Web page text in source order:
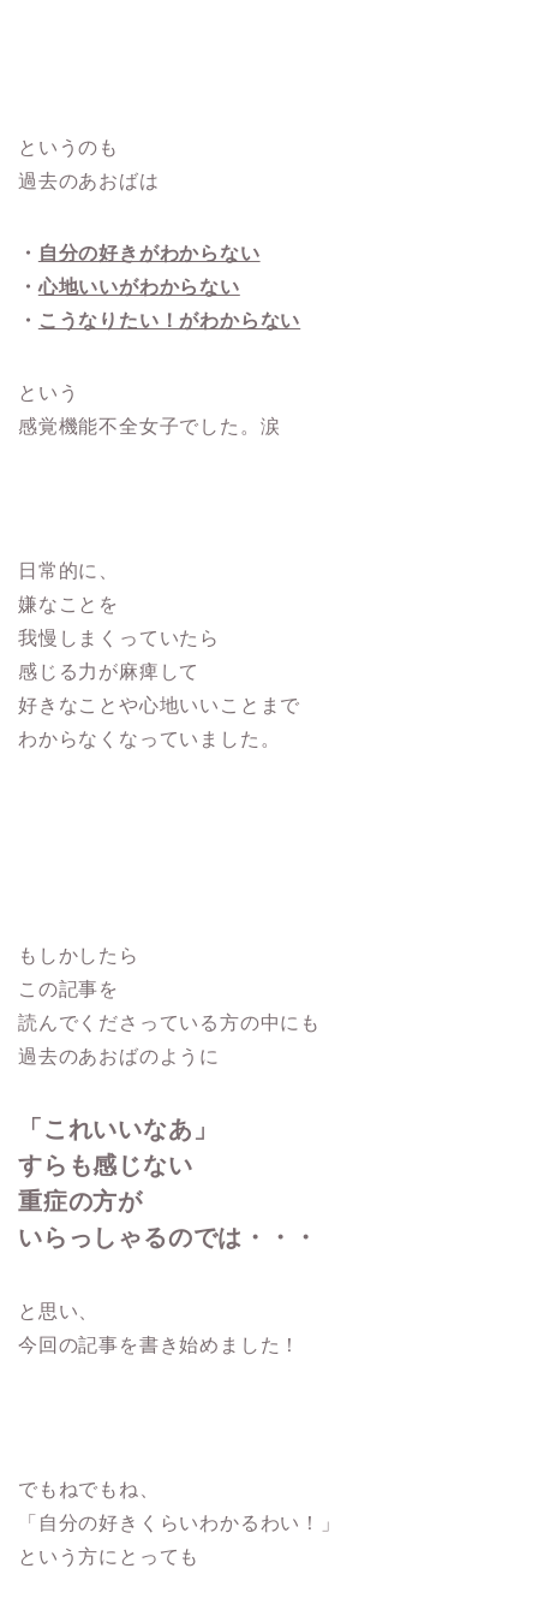
というのも
過去のあおばは
・ 自分の好きがわからない
・心地いいがわからない
・ こうなりたい！がわからない
という
感覚機能不全女子でした。涙
日常的に、
嫌なことを
我慢しまくっていたら
感じる力が麻痺して
好きなことや心地いいことまで
わからなくなっていました。
もしかしたら
この記事を
読んでくださっている方の中にも
過去のあおばのように
「これいいなあ」
すらも感じない
重症の方が
いらっしゃるのでは・・・
と思い、
今回の記事を書き始めました！
でもねでもね、
「自分の好きくらいわかるわい！」
という方にとっても